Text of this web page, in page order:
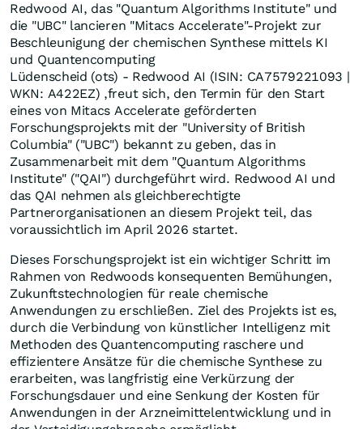
Redwood AI, das "Quantum Algorithms Institute" und
die "UBC" lancieren "Mitacs Accelerate"-Projekt zur
Beschleunigung der chemischen Synthese mittels KI
und Quantencomputing
Lüdenscheid (ots) - Redwood AI (ISIN: CA7579221093 |
WKN: A422EZ) ,freut sich, den Termin für den Start
eines von Mitacs Accelerate geförderten
Forschungsprojekts mit der "University of British
Columbia" ("UBC") bekannt zu geben, das in
Zusammenarbeit mit dem "Quantum Algorithms
Institute" ("QAI") durchgeführt wird. Redwood AI und
das QAI nehmen als gleichberechtigte
Partnerorganisationen an diesem Projekt teil, das
voraussichtlich im April 2026 startet.
Dieses Forschungsprojekt ist ein wichtiger Schritt im
Rahmen von Redwoods konsequenten Bemühungen,
Zukunftstechnologien für reale chemische
Anwendungen zu erschließen. Ziel des Projekts ist es,
durch die Verbindung von künstlicher Intelligenz mit
Methoden des Quantencomputing raschere und
effizientere Ansätze für die chemische Synthese zu
erarbeiten, was langfristig eine Verkürzung der
Forschungsdauer und eine Senkung der Kosten für
Anwendungen in der Arzneimittelentwicklung und in